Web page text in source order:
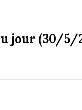
jour (30/5/